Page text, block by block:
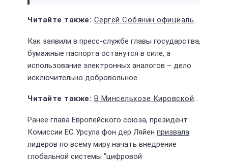
Сергей Собянин официально вступил в должность мэра столицы
Как заявили в пресс-службе главы государства,
бумажные паспорта останутся в силе, а
использование электронных аналогов – дело
исключительно добровольное.
В Минсельхозе Кировской области проходит проверка по выданным грантам
Ранее глава Европейского союза, президент
Комиссии ЕС Урсула фон дер Ляйен призвала
лидеров по всему миру начать внедрение
глобальной системы "цифровой